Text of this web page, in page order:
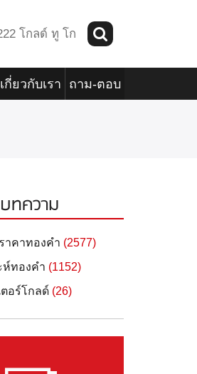
โกลด์ ทู โก
เกี่ยวกับเรา ถาม-ตอบ
ทความ
าคาทองคำ (2577)
ห์ทองคำ (1152)
อร์โกลด์ (26)